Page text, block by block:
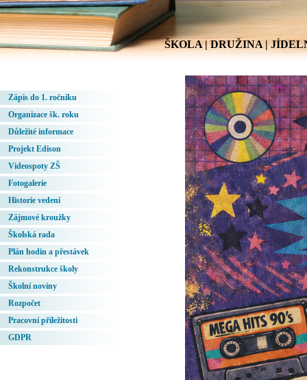
ŠKOLA|DRUŽINA|
Zápis do 1. ročníku
Organizace šk. roku
Důležité informace
Projekt Edison
Videospoty ZŠ
Fotogalerie
Historie vedení
Zájmové kroužky
Školská rada
Plán hodin a přestávek
Rekonstrukce školy
Školní noviny
Rozpočet
Pracovní příležitosti
GDPR